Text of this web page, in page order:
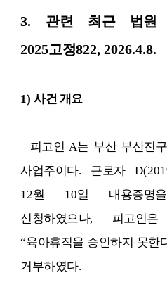
3. 관련 최근 법
2025고정822, 2026.4.8.
1)사건 개요
피고인A는 부산 부산진
사업주이다. 근로자
12월 10일 내용증명
신청하였으나, 피고인
“육아휴직을 승인하지 못한
거부하였다.